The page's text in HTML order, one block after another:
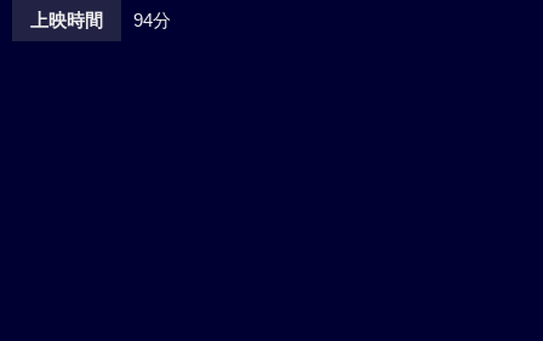
上映時間 94分